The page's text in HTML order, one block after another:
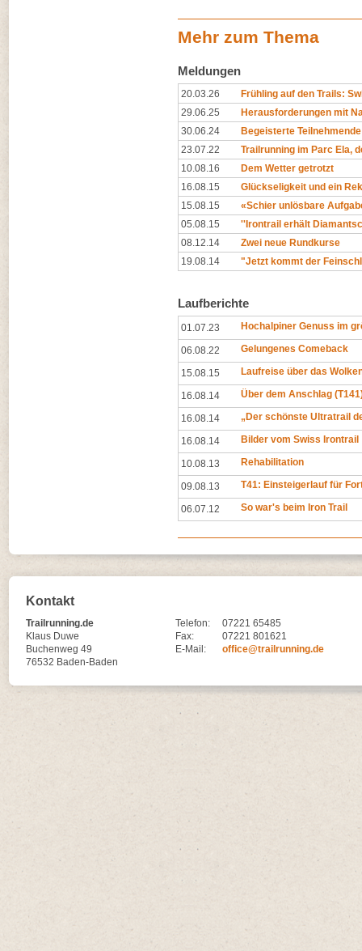
Mehr zum Thema
Meldungen
20.03.26
Frühling auf den Trails:
29.06.25
Herausforderungen mit
30.06.24
Begeisterte
23.07.22
Trailrunning im Parc Ela,
10.08.16
Dem Wetter getrotzt
16.08.15
Glückseligkeit und ein
15.08.15
«Schier unlösbare
05.08.15
''Irontrail erhält
08.12.14
Zwei neue Rundkurse
19.08.14
"Jetzt kommt der
Laufberichte
01.07.23 Hochalpiner Genuss im
06.08.22 Gelungenes Comeback
15.08.15 Laufreise über das
16.08.14 Über dem Anschlag
16.08.14 „Der schönste Ultratrail
16.08.14 Bilder vom Swiss Irontrail
10.08.13 Rehabilitation
09.08.13 T41: Einsteigerlauf für
06.07.12 So war's beim Iron Trail
Kontakt
Trailrunning.de
Klaus Duwe
Buchenweg 49
76532 Baden-Baden
Telefon:
07221 65485
Fax:
07221 801621
E-Mail:
office@trailrunning.de